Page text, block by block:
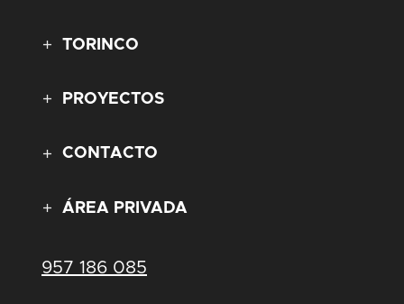
TORINCO
PROYECTOS
CONTACTO
ÁREA PRIVADA
957 186 085